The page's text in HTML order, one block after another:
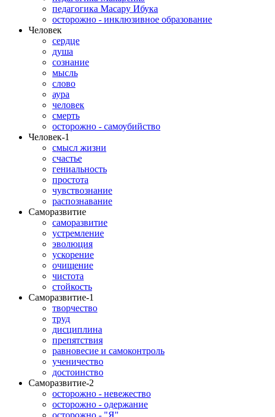
педагогика Масару Ибука
осторожно - инклюзивное образование
Человек
сердце
душа
сознание
мысль
слово
аура
человек
смерть
осторожно - самоубийство
Человек-1
смысл жизни
счастье
гениальность
простота
чувствознание
распознавание
Саморазвитие
саморазвитие
устремление
эволюция
ускорение
очищение
чистота
стойкость
Саморазвитие-1
творчество
труд
дисциплина
препятствия
равновесие и самоконтроль
ученичество
достоинство
Саморазвитие-2
осторожно - невежество
осторожно - одержание
осторожно - "Я"